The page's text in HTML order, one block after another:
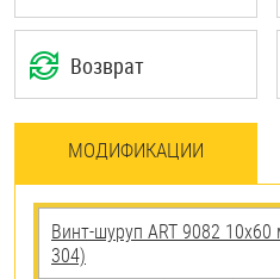
Возврат
МОДИФИКАЦИИ
Винт-шуруп ART 9082
304)